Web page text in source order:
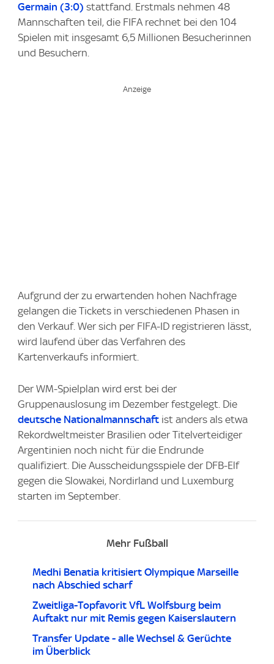
Germain (3:0) stattfand. Erstmals nehmen 48
Mannschaften teil, die FIFA rechnet bei den 104
Spielen mit insgesamt 6,5 Millionen Besucherinnen
und Besuchern.
Aufgrund der zu erwartenden hohen Nachfrage
gelangen die Tickets in verschiedenen Phasen in
den Verkauf. Wer sich per FIFA-ID registrieren lässt,
wird laufend über das Verfahren des
Kartenverkaufs informiert.
Der WM-Spielplan wird erst bei der
Gruppenauslosung im Dezember festgelegt. Die
deutsche Nationalmannschaft ist anders als etwa
Rekordweltmeister Brasilien oder Titelverteidiger
Argentinien noch nicht für die Endrunde
qualifiziert. Die Ausscheidungsspiele der DFB-Elf
gegen die Slowakei, Nordirland und Luxemburg
starten im September.
Mehr Fußball
Medhi Benatia kritisiert Olympique Marseille
nach Abschied scharf
Zweitliga-Topfavorit VfL Wolfsburg beim
Auftakt nur mit Remis gegen Kaiserslautern
Transfer Update - alle Wechsel & Gerüchte
im Überblick